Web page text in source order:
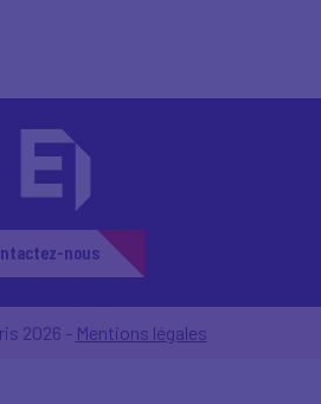
nous
2026 - Mentions légales